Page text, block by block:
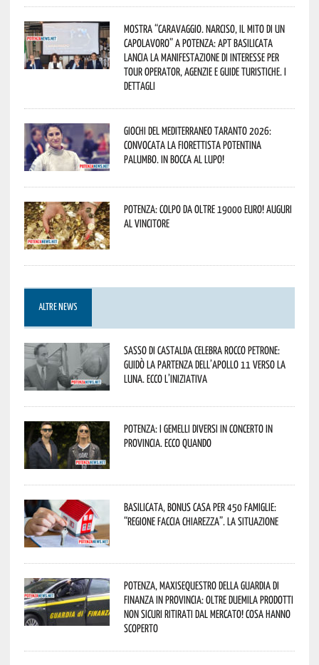
Mostra “Caravaggio. Narciso, il mito di un
capolavoro” a Potenza: APT Basilicata
lancia la manifestazione di interesse per
Tour Operator, Agenzie e Guide Turistiche. I
dettagli
Giochi del Mediterraneo Taranto 2026:
convocata la fiorettista potentina
Palumbo. In bocca al lupo!
Potenza: colpo da oltre 19000 Euro! Auguri
al vincitore
ALTRE NEWS
Sasso di Castalda celebra Rocco Petrone:
guidò la partenza dell’Apollo 11 verso la
Luna. Ecco l’iniziativa
Potenza: i Gemelli DiVersi in concerto in
provincia. Ecco quando
Basilicata, Bonus casa per 450 famiglie:
“Regione faccia chiarezza”. La situazione
Potenza, maxisequestro della Guardia di
Finanza in provincia: oltre duemila prodotti
non sicuri ritirati dal mercato! Cosa hanno
scoperto